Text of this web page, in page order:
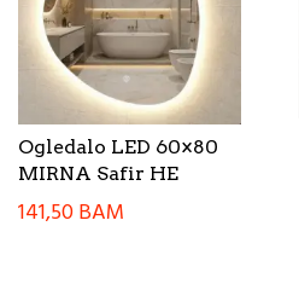
Ogledalo LED 60×80
MIRNA Safir HE
141,50BAM